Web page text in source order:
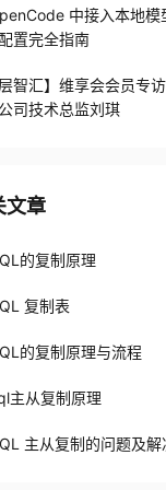
中接入本地模
置完全指南
层智汇】维享会会员专
司技术总监刘琪
文章
的复制原理
复制表
的复制原理与流程
主从复制原理
主从复制的问题及解